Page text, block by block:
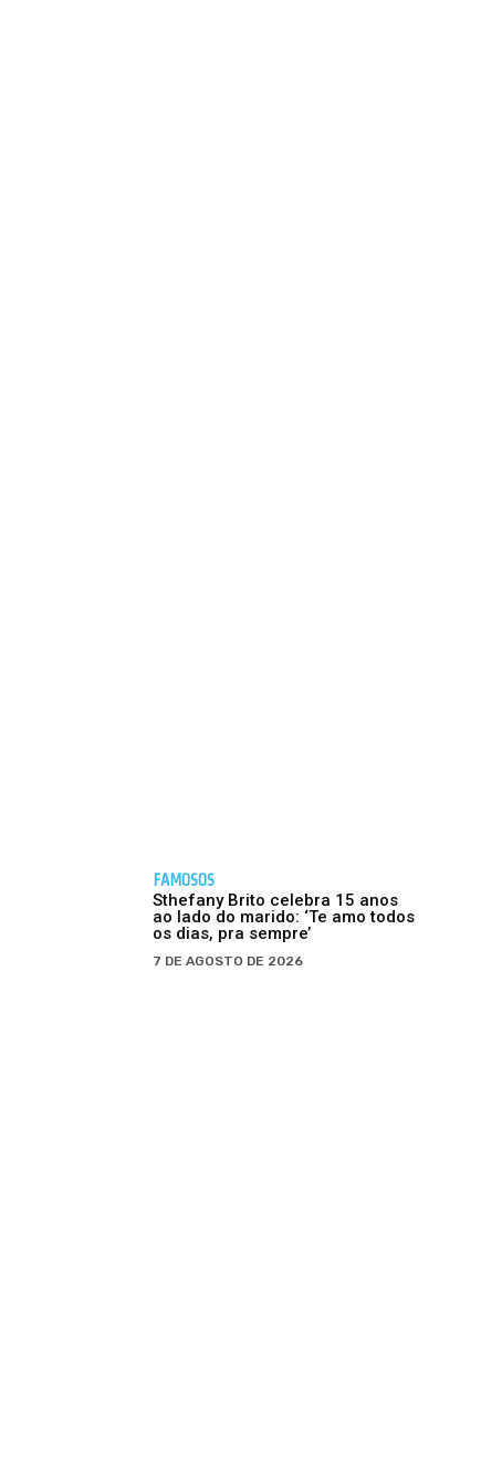
FAMOSOS
Sthefany Brito celebra 15 anos
ao lado do marido: ‘Te amo todos
os dias, pra sempre’
7 DE AGOSTO DE 2026